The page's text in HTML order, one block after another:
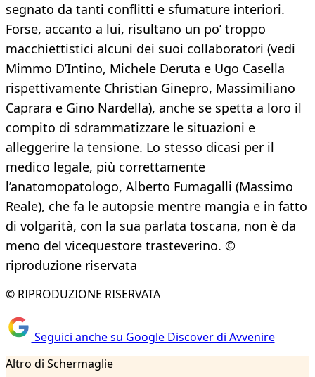
segnato da tanti conflitti e sfumature interiori.
Forse, accanto a lui, risultano un po’ troppo
macchiettistici alcuni dei suoi collaboratori (vedi
Mimmo D’Intino, Michele Deruta e Ugo Casella
rispettivamente Christian Ginepro, Massimiliano
Caprara e Gino Nardella), anche se spetta a loro il
compito di sdrammatizzare le situazioni e
alleggerire la tensione. Lo stesso dicasi per il
medico legale, più correttamente
l’anatomopatologo, Alberto Fumagalli (Massimo
Reale), che fa le autopsie mentre mangia e in fatto
di volgarità, con la sua parlata toscana, non è da
meno del vicequestore trasteverino. ©
riproduzione riservata
© RIPRODUZIONE RISERVATA
Seguici anche su Google Discover di Avvenire
Altro di Schermaglie